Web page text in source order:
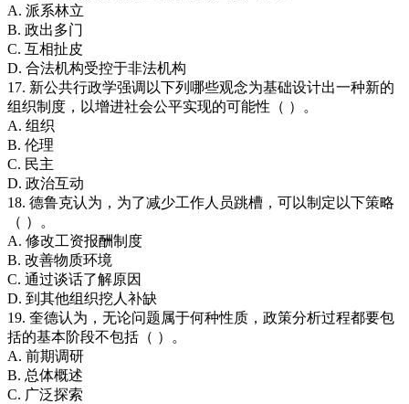
A. 派系林立
B. 政出多门
C. 互相扯皮
D. 合法机构受控于非法机构
17. 新公共行政学强调以下列哪些观念为基础设计出一种新的
组织制度，以增进社会公平实现的可能性（ ）。
A. 组织
B. 伦理
C. 民主
D. 政治互动
18. 德鲁克认为，为了减少工作人员跳槽，可以制定以下策略
（ ）。
A. 修改工资报酬制度
B. 改善物质环境
C. 通过谈话了解原因
D. 到其他组织挖人补缺
19. 奎德认为，无论问题属于何种性质，政策分析过程都要包
括的基本阶段不包括（ ）。
A. 前期调研
B. 总体概述
C. 广泛探索